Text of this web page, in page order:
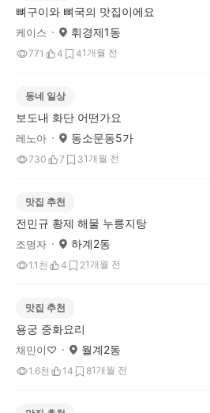
뼈구이와 뼈국의 맛집이에요
케이스 휘경제1동
771 4 41개월 전
동네 일상
보도내 화단 어떤가요
레노아 동소문동5가
730 7 31개월 전
맛집 추천
전민규 황제 해물 누릉지탕
조명자 하계2동
1.1천 4 21개월 전
맛집 추천
용궁 중화요리
채민이♡ 월계2동
1.6천 14 81개월 전